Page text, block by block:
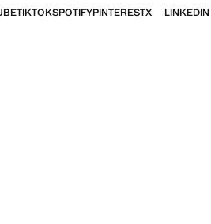
TIKTOKSPOTIFYPINTERESTX LINKEDIN